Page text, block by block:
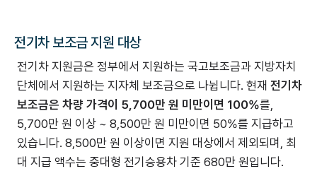
전기차 보조금 지원 대상
전기차 지원금은 정부에서 지원하는 국고보조금과 지방자치
단체에서 지원하는 지자체 보조금으로 나뉩니다. 현재 전기차
보조금은 차량 가격이 5,700만 원 미만이면 100%를,
5,700만 원 이상 ~ 8,500만 원 미만이면 50%를 지급하고
있습니다. 8,500만 원 이상이면 지원 대상에서 제외되며, 최
대 지급 액수는 중대형 전기승용차 기준 680만 원입니다.